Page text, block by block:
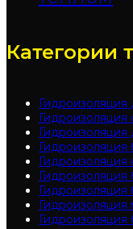
Категории
Гидроизоляция
Гидроизоляция
Гидроизоляция
Гидроизоляция
Гидроизоляция
Гидроизоляция
Гидроизоляция